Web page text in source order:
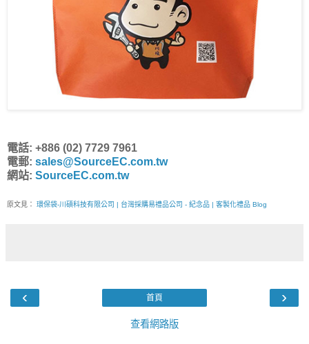
電話: +886 (02) 7729 7961
電郵: sales@SourceEC.com.tw
網站: SourceEC.com.tw
原文見： 環保袋-川碩科技有限公司 | 台灣採購易禮品公司 - 紀念品 | 客製化禮品 Blog
‹ ›
首頁
查看網路版